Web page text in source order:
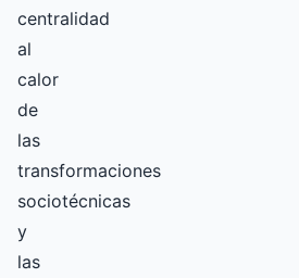
centralidad
al
calor
de
las
transformaciones
sociotécnicas
y
las